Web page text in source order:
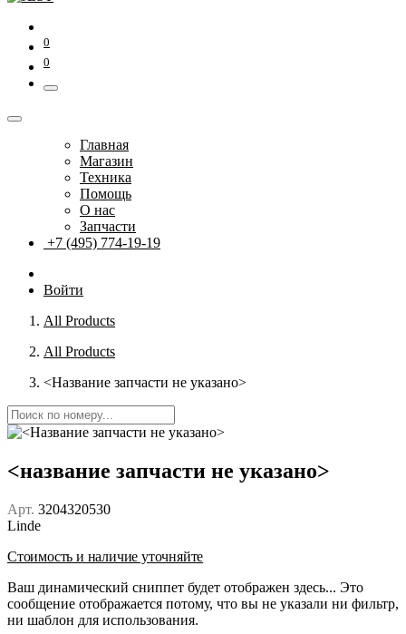
0
0
Главная
Магазин
Техника
Помощь
О нас
Запчасти
+7 (495) 774-19-19
Войти
All Products
All Products
<Название запчасти не указано>
<название запчасти не указано>
Арт. 3204320530
Linde
Стоимость и наличие уточняйте
Ваш динамический сниппет будет отображен здесь... Это
сообщение отображается потому, что вы не указали ни фильтр,
ни шаблон для использования.